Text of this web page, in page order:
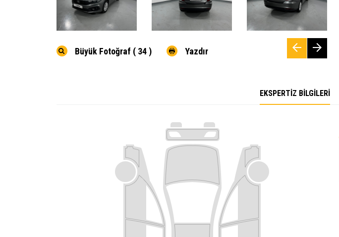
Büyük Fotoğraf ( 34 ) Yazdır
EKSPERTİZ BİLGİLERİ